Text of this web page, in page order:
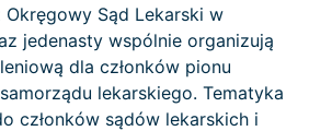
Okręgowy Sąd Lekarski w
jedenasty wspólnie organizują
dla członków pionu
lekarskiego. Tematyka
członków sądów lekarskich i